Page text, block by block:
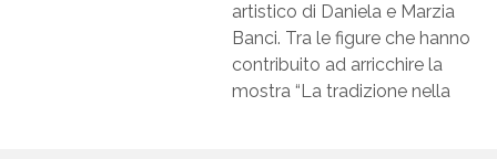
artistico di Daniela e Marzia
Banci. Tra le figure che hanno
contribuito ad arricchire la
mostra “La tradizione nella